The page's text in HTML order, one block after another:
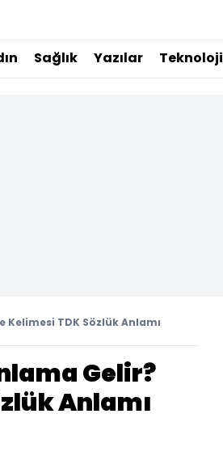
Sağlık Yazılar Teknoloji
Kelimesi TDK Sözlük Anlamı
Gelir?
Anlamı